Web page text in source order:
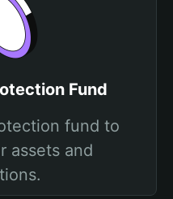
Fund
fund to
assets and